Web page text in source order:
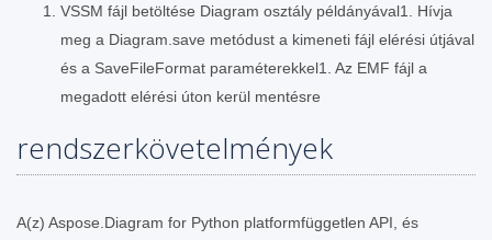
VSSM fájl betöltése Diagram osztály példányával1. Hívja
meg a Diagram.save metódust a kimeneti fájl elérési útjával
és a SaveFileFormat paraméterekkel1. Az EMF fájl a
megadott elérési úton kerül mentésre
rendszerkövetelmények
A(z) Aspose.Diagram for Python platformfüggetlen API, és